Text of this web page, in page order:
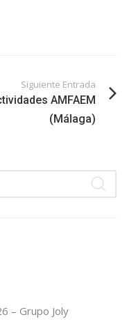
Siguiente Entrada
AMFAEM
(Málaga)
– Grupo Joly